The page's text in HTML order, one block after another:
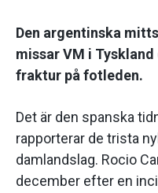
Den argentinska
missar VM i
fraktur på fotleden.
Det är den spanska
rapporterar de trista
damlandslag. Rocio
december efter en